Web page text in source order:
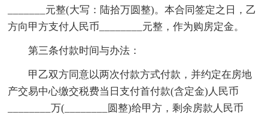
_______元整(大写：陆拾万圆整)。本合同签定之日，乙
方向甲方支付人民币________元整，作为购房定金。
第三条付款时间与办法：
甲乙双方同意以两次付款方式付款，并约定在房地
产交易中心缴交税费当日支付首付款(含定金)人民币
________万(________圆整)给甲方，剩余房款人民币